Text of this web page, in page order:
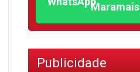
Maramais
Publicidade